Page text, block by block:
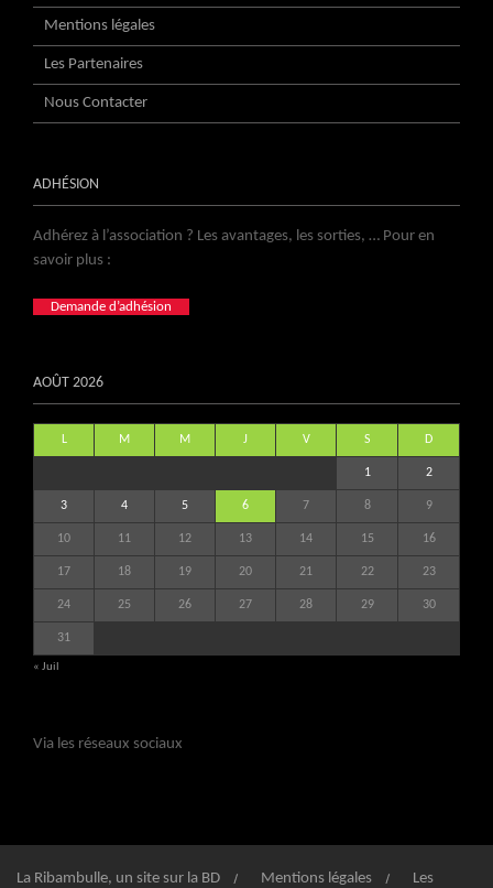
Mentions légales
Les Partenaires
Nous Contacter
ADHÉSION
Adhérez à l’association ? Les avantages, les sorties, … Pour en
savoir plus :
Demande d’adhésion
AOÛT 2026
L M M J V S D
1 2
3 4 5 6 7 8 9
10 11 12 13 14 15 16
17 18 19 20 21 22 23
24 25 26 27 28 29 30
31
« Juil
Via les réseaux sociaux
La Ribambulle, un site sur la BD Mentions légales Les